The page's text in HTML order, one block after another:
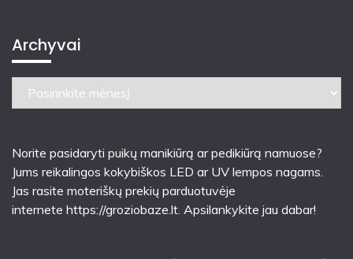
Archyvai
Archyvai
Norite pasidaryti puikų manikiūrą ar pedikiūrą namuose?
Jums reikalingos kokybiškos LED ar UV lempos nagams.
Jas rasite moteriškų prekių parduotuvėje
internete https://groziobaze.lt. Apsilankykite jau dabar!